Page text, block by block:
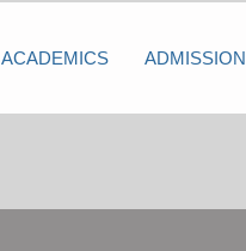
ACADEMICS ADMISSION